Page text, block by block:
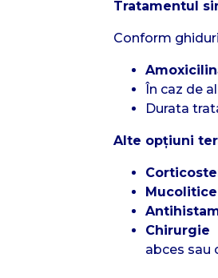
Tratamentul
Conform
În caz de
Durata
Alte opțiuni
Mucolitice
Chirurgie
abces sau